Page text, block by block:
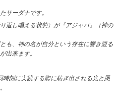
サーダナです。
返し唱える状態）が『アジャパ』（神の
も、神の名が自分という存在に響き渡る
出来ます。
時刻に実践する際に紡ぎ出される光と恩